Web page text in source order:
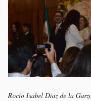
Rocío Isabel Díaz de la